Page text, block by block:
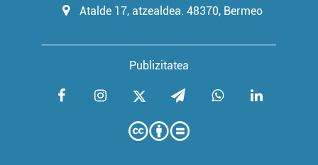
Publizitatea
Atalde 17, atzealdea. 48370, Bermeo